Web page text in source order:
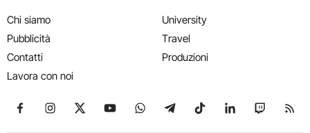
Chi siamo
Pubblicità
Contatti
Lavora con noi
University
Travel
Produzioni
Seguici su Facebook
Seguici su Instagram
Seguici su X
Seguici su YouTube
Seguici su WhatsApp
Seguici su Telegram
Seguici su TikTok
Seguici su
Seguici